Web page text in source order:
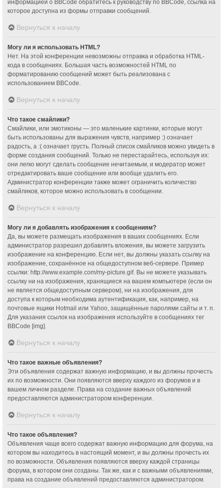
информацией о BBCode обратитесь к руководству по BBCode, ссылка на
которое доступна из формы отправки сообщений.
Вернуться к началу
Могу ли я использовать HTML?
Нет. На этой конференции невозможны отправка и обработка HTML-
кода в сообщениях. Большая часть возможностей HTML по
форматированию сообщений может быть реализована с
использованием BBCode.
Вернуться к началу
Что такое смайлики?
Смайлики, или эмотиконы — это маленькие картинки, которые могут
быть использованы для выражения чувств, например :) означает
радость, а :( означает грусть. Полный список смайликов можно увидеть в
форме создания сообщений. Только не перестарайтесь, используя их:
они легко могут сделать сообщение нечитаемым, и модератор может
отредактировать ваше сообщение или вообще удалить его.
Администратор конференции также может ограничить количество
смайликов, которое можно использовать в сообщении.
Вернуться к началу
Могу ли я добавлять изображения к сообщениям?
Да, вы можете размещать изображения в ваших сообщениях. Если
администратор разрешил добавлять вложения, вы можете загрузить
изображение на конференцию. Если нет, вы должны указать ссылку на
изображение, сохранённое на общедоступном веб-сервере. Пример
ссылки: http://www.example.com/my-picture.gif. Вы не можете указывать
ссылку ни на изображения, хранящиеся на вашем компьютере (если он
не является общедоступным сервером), ни на изображения, для
доступа к которым необходима аутентификация, как, например, на
почтовые ящики Hotmail или Yahoo, защищённые паролями сайты и т. п.
Для указания ссылок на изображения используйте в сообщениях тег
BBCode [img].
Вернуться к началу
Что такое важные объявления?
Эти объявления содержат важную информацию, и вы должны прочесть
их по возможности. Они появляются вверху каждого из форумов и в
вашем личном разделе. Права на создание важных объявлений
предоставляются администратором конференции.
Вернуться к началу
Что такое объявления?
Объявления чаще всего содержат важную информацию для форума, на
котором вы находитесь в настоящий момент, и вы должны прочесть их
по возможности. Объявления появляются вверху каждой страницы
форума, в котором они созданы. Так же, как и с важными объявлениями,
права на создание объявлений предоставляются администратором.